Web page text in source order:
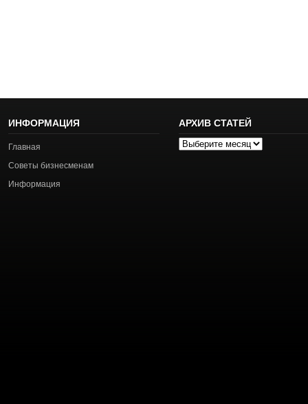
ИНФОРМАЦИЯ
Главная
Советы бизнесменам
Информация
АРХИВ СТАТЕЙ
Архив